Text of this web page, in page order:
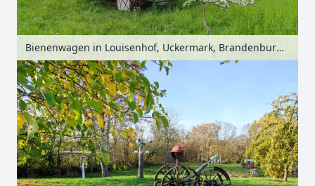
Bienenwagen in Louisenhof, Uckermark, Brandenburg, Deutschland